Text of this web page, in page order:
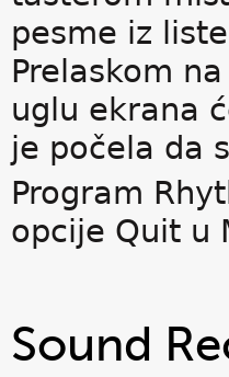
pesme iz
Prelaskom
uglu ekrana
je počela da
Program
opcije Quit u
Sound